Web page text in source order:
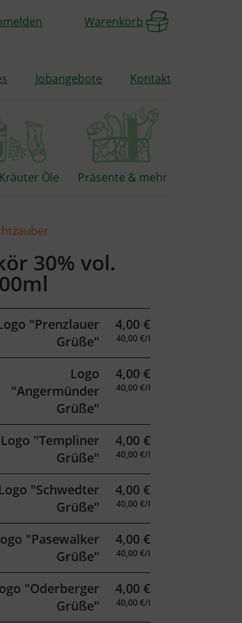
Warenkorb
Jobangebote Kontakt
Öle Präsente & mehr
30% vol.
"Prenzlauer
Grüße"
4,00 €
40,00 €/l
Logo
"Angermünder
Grüße"
4,00 €
40,00 €/l
Logo "Templiner
Grüße"
4,00 €
40,00 €/l
Logo "Schwedter
Grüße"
4,00 €
40,00 €/l
"Pasewalker
Grüße"
4,00 €
40,00 €/l
"Oderberger
Grüße"
4,00 €
40,00 €/l